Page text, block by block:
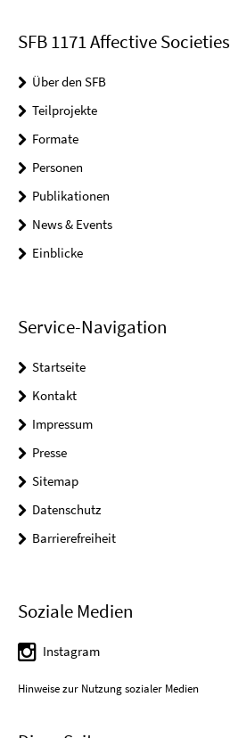
SFB 1171 Affective Societies
Über den SFB
Teilprojekte
Formate
Personen
Publikationen
News & Events
Einblicke
Service-Navigation
Startseite
Kontakt
Impressum
Presse
Sitemap
Datenschutz
Barrierefreiheit
Soziale Medien
Instagram
Hinweise zur Nutzung sozialer Medien